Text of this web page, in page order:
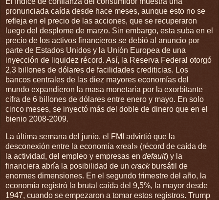
pronunciada caída desde hace meses, aunque esto no se
refleja en el precio de las acciones, que se recuperaron
luego del desplome de marzo. Sin embargo, esta suba en el
precio de los activos financieros se debió al anuncio por
parte de Estados Unidos y la Unión Europea de una
inyección de liquidez récord. Así, la Reserva Federal otorgó
2,3 billones de dólares de facilidades crediticias. Los
bancos centrales de las diez mayores economías del
mundo expandieron la masa monetaria por la exorbitante
cifra de 6 billones de dólares entre enero y mayo. En solo
cinco meses, se inyectó más del doble de dinero que en el
bienio 2008-2009.
La última semana del junio, el FMI advirtió que la
desconexión entre la economía «real» (récord de caída de
la actividad, del empleo y empresas en default) y la
financiera abría la posibilidad de un crackbursátil de
enormes dimensiones. En el segundo trimestre del año, la
economía registró la brutal caída del 9,5%, la mayor desde
1947, cuando se empezaron a tomar estos registros. Trump